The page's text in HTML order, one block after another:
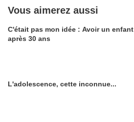
Vous aimerez aussi
C'était pas mon idée : Avoir un enfant
après 30 ans
L'adolescence, cette inconnue...